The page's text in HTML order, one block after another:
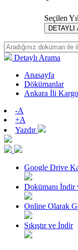
Seçilen Yıl
DETAYLI
Detaylı Arama
Anasayfa
Dökümanlar
Ankara İli
-A
+A
Yazdır
Google Drive
Dokümanı İndir
Online Olarak
Sıkıştır ve İndir